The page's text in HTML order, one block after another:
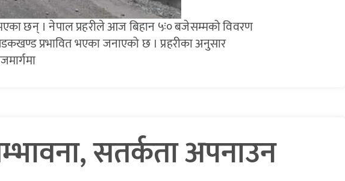
छन् । नेपाल प्रहरीले आज बिहान ५ः० बजेसम्मको विवरण
प्रभावित भएका जनाएको छ । प्रहरीका अनुसार
सतर्कता अपनाउन